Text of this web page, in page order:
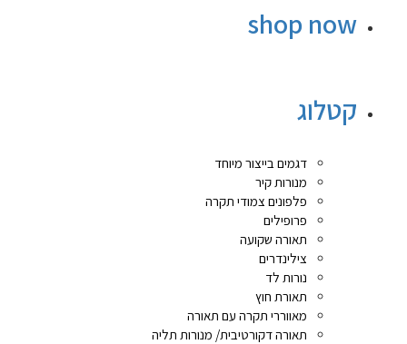
shop now
קטלוג
דגמים בייצור מיוחד
מנורות קיר
פלפונים צמודי תקרה
פרופילים
תאורה שקועה
צילינדרים
נורות לד
תאורת חוץ
מאווררי תקרה עם תאורה
תאורה דקורטיבית/ מנורות תליה